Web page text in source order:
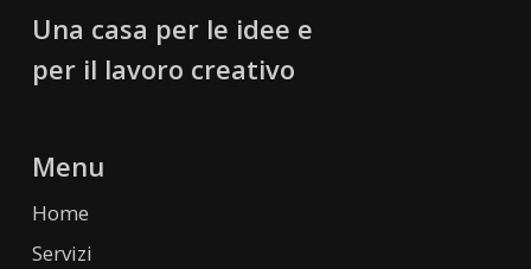
Una casa per le idee e
per il lavoro creativo
Menu
Home
Servizi